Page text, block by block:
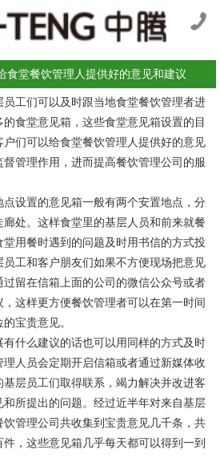
食堂餐饮管理人提供好的意见和建议
工们可以及时跟当地食堂餐饮管理者进
食堂意见箱，这些食堂意见箱设置的目
们可以给食堂餐饮管理人提供好的意见
管理作用，进而提高餐饮管理公司的服
设置的意见箱一般有两个安置地点，分
处。这样食堂里的基层人员和前来就餐
用餐时遇到的问题及时用书信的方式投
工和客户朋友们如果不方便现场把意见
留在信箱上面的公司的微信公众号或者
这样更方便餐饮管理者可以在第一时间
宝贵意见。
什么建议的话也可以用同样的方式及时
人员会定期开启信箱或者通过新媒体收
层员工们取得联系，竭力解决并改进客
和所提出的问题。经过近半年对来自基层
管理公司共收集到宝贵意见几千条，共
，这些意见箱几乎每天都可以得到一到